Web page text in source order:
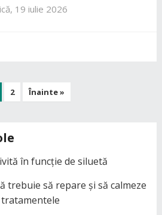
19 iulie 2026
2 Înainte »
în funcție de siluetă
trebuie să repare și să calmeze